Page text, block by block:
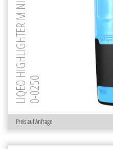
Preis auf Anfrage
LIQEO HIGHLIGHTER MINI0-0250